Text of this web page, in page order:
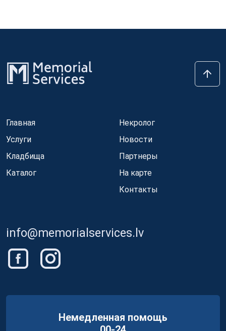
Главная
Услуги
Кладбища
Каталог
Некролог
Новости
Партнеры
На карте
Контакты
info@memorialservices.lv
Немедленная помощь